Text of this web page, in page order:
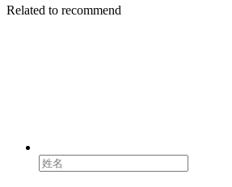
Related to recommend